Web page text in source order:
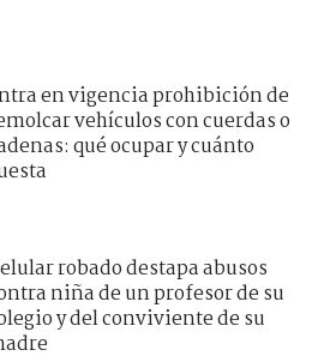
en vigencia prohibición de
vehículos con cuerdas o
qué ocupar y cuánto
robado destapa abusos
niña de un profesor de su
y del conviviente de su